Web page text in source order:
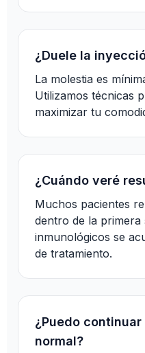
¿Duele la
La molestia es
Utilizamos técnicas
maximizar tu
¿Cuándo veré
Muchos pacientes
dentro de la primera
inmunológicos se
de tratamiento.
¿Puedo
normal?